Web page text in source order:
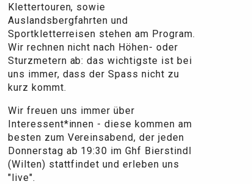
Klettertouren, sowie
Auslandsbergfahrten und
Sportkletterreisen stehen am Program.
Wir rechnen nicht nach Höhen- oder
Sturzmetern ab: das wichtigste ist bei
uns immer, dass der Spass nicht zu
kurz kommt.
Wir freuen uns immer über
Interessent*innen - diese kommen am
besten zum Vereinsabend, der jeden
Donnerstag ab 19:30 im Ghf Bierstindl
(Wilten) stattfindet und erleben uns
"live".